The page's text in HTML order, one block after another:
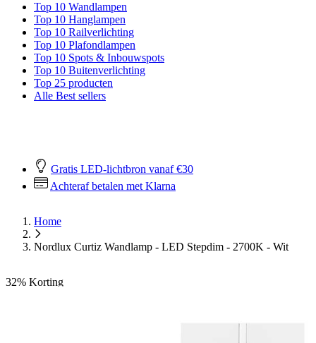
Top 10 Wandlampen
Top 10 Hanglampen
Top 10 Railverlichting
Top 10 Plafondlampen
Top 10 Spots & Inbouwspots
Top 10 Buitenverlichting
Top 25 producten
Alle Best sellers
Gratis LED-lichtbron vanaf €30
Achteraf betalen met Klarna
Home
Nordlux Curtiz Wandlamp - LED Stepdim - 2700K - Wit
32% Korting